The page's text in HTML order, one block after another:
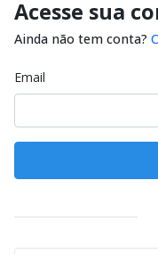
Acesse sua
Ainda não tem conta?
Email